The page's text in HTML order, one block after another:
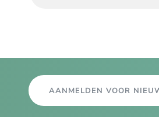
AANMELDEN VOOR